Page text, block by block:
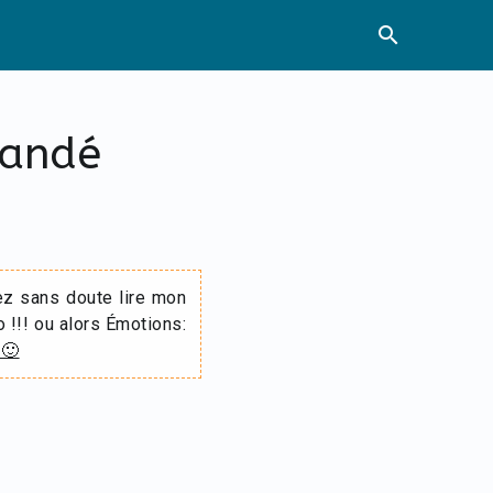
search
sans doute lire mon
!!! ou alors Émotions: